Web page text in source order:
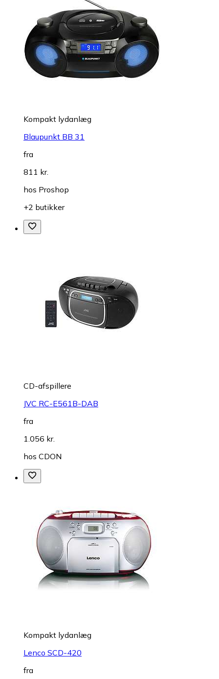
Kompakt lydanlæg
Blaupunkt BB 31
fra
811 kr.
hos Proshop
+2 butikker
CD-afspillere
JVC RC-E561B-DAB
fra
1.056 kr.
hos CDON
Kompakt lydanlæg
Lenco SCD-420
fra